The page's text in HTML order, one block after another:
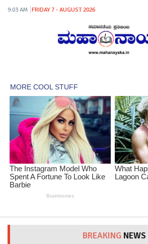
9:03 AM FRIDAY 7 - AUGUST 2026
BREAKING NEWS